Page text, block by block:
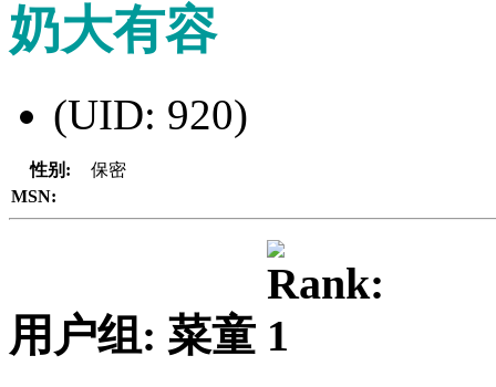
奶大有容
(UID: 920)
性别:
保密
MSN:
用户组: 菜童